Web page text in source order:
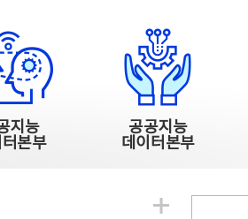
지능
본부
공공지능
데이터본부
알림관련 더보기